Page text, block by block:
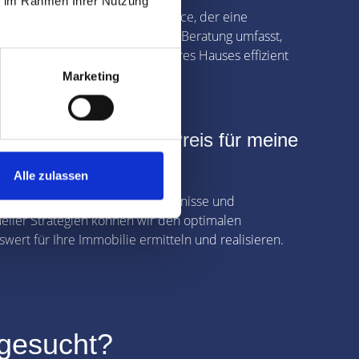
Marketing
Alle zulassen
einen Rundum-Sorglos-Service, der eine
Strategie und transparente Beratung umfasst,
Verkauf Ihrer Wohnung oder Ihres Hauses effizient
ich den besten Preis für meine
umfassenden Marktkenntnisse und
Strategien können wir den optimalen
für Ihre Immobilie ermitteln und realisieren.